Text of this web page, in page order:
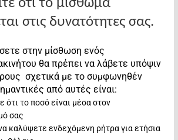
ότι το μίσθωμα
στις δυνατότητες σας.
στην μίσθωση ενός
θα πρέπει να λάβετε υπόψιν
σχετικά με το συμφωνηθέν
από αυτές είναι:
ότι το ποσό είναι μέσα στον
σας
καλύψετε ενδεχόμενη ρήτρα για ετήσια